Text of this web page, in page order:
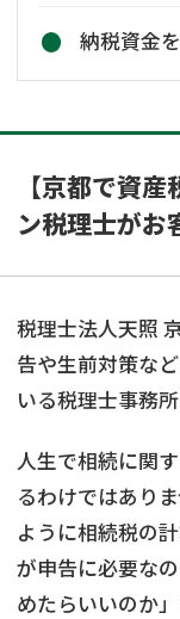
納税資金
【京都で資
ン税理士がお
税理士法人天照
告や生前対策な
いる税理士事務所
人生で相続に関
るわけではあり
ように相続税の
が申告に必要な
めたらいいのか